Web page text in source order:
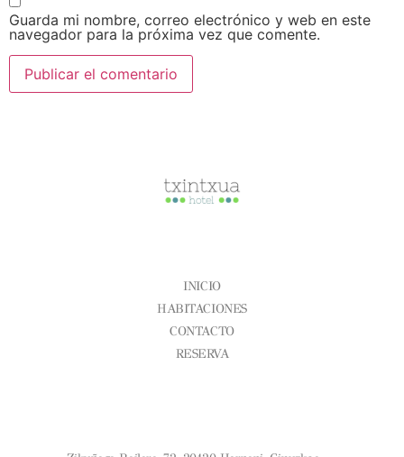
Guarda mi nombre, correo electrónico y web en este
navegador para la próxima vez que comente.
INICIO
HABITACIONES
CONTACTO
RESERVA